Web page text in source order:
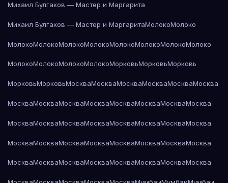
Михаил Булгаков — Мастер и Маргарита
Михаил Булгаков — Мастер и МаргаритаМолокоМолоко
МолокоМолокоМолокоМолокоМолокоМолокоМолокоМолоко
МолокоМолокоМолокоМолокоМорковьМорковьМорковь
МорковьМорковьМоскваМоскваМоскваМоскваМоскваМосква
МоскваМоскваМоскваМоскваМоскваМоскваМоскваМосква
МоскваМоскваМоскваМоскваМоскваМоскваМоскваМосква
МоскваМоскваМоскваМоскваМоскваМоскваМоскваМосква
МоскваМоскваМоскваМоскваМоскваМоскваМоскваМосква